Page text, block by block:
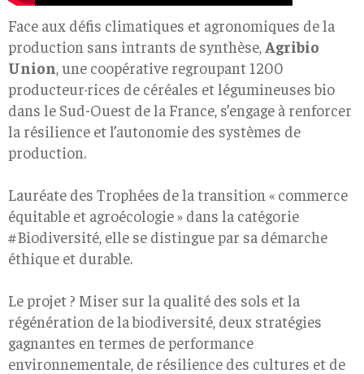
Face aux défis climatiques et agronomiques de la
production sans intrants de synthèse,Agribio
Union, une coopérative regroupant 1200
producteur·rices de céréales et légumineuses bio
dans le Sud-Ouest de la France, s’engage à renforcer
la résilience et l’autonomie des systèmes de
production.
Lauréate des Trophées de la transition « commerce
équitable et agroécologie » dans la catégorie
#Biodiversité, elle se distingue par sa démarche
éthique et durable.
Le projet ? Miser sur la qualité des sols et la
régénération de la biodiversité, deux stratégies
gagnantes en termes de performance
environnementale, de résilience des cultures et de